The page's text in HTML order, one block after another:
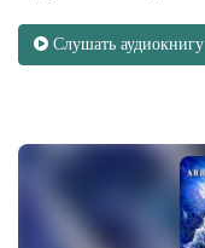
Слушать аудиокнигу